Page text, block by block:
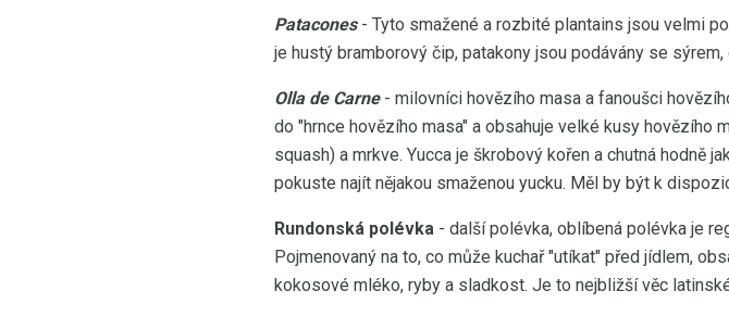
Patacones- Tyto smažené a rozbité plantains jsou velmi
je hustý bramborový čip, patakony jsou podávány se
Olla de Carne- milovníci hovězího masa a fanoušci
do "hrnce hovězího masa" a obsahuje velké kusy hovězího
squash) a mrkve. Yucca je škrobový kořen a chutná hodně
pokuste najít nějakou smaženou yucku. Měl by být k
Rundonská polévka - další polévka, oblíbená polévka je
Pojmenovaný na to, co může kuchař "utíkat" před jídlem,
kokosové mléko, ryby a sladkost. Je to nejbližší věc